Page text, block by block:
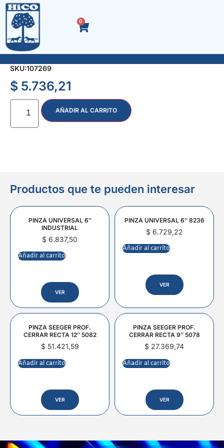
0
PICO DE INFLADO DUAL P/MANGUERA 14 CM
SKU:107269
$ 5.736,21
AÑADIR AL CARRITO
Productos que te pueden interesar
PINZA UNIVERSAL 6″
INDUSTRIAL
$ 6.837,50
Añadir al carrito
VER
PINZA UNIVERSAL 6″ 8236
$6.729,22
Añadir al carrito
VER
PINZA SEEGER PROF.
CERRAR RECTA 12″ 5082
$51.421,59
Añadir al carrito
VER
PINZA SEEGER PROF.
CERRAR RECTA 9″ 5078
$ 27.369,74
Añadir al carrito
VER